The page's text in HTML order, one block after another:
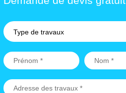
Type de travaux